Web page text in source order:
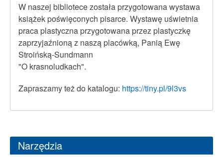
W naszej bibliotece została przygotowana wystawa
książek poświęconych pisarce. Wystawę uświetnia
praca plastyczna przygotowana przez plastyczkę
zaprzyjaźnioną z naszą placówką, Panią Ewę
Stroińską-Sundmann
"O krasnoludkach".
Zapraszamy też do katalogu: https://tiny.pl/9l3vs
Narzędzia